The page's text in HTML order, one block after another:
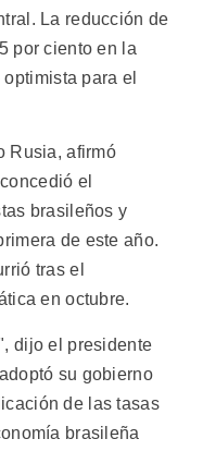
La reducción de
por ciento en la
para el
Rusia, afirmó
el
brasileños y
de este año.
tras el
en octubre.
dijo el presidente
su gobierno
de las tasas
brasileña